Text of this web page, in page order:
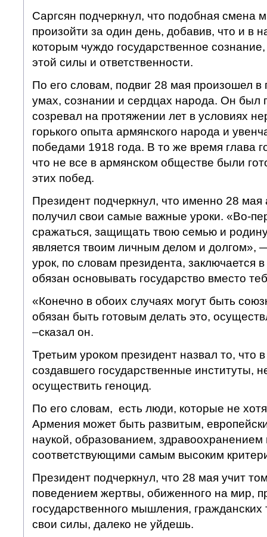
Саргсян подчеркнул, что подобная смена
произойти за один день, добавив, что и в
которым чуждо государственное
этой силы и ответственности.
По его словам, подвиг 28 мая произошел в
умах, сознании и сердцах народа. Он был
созревал на протяжении лет в условиях
горького опыта армянского народа и
победами 1918 года. В то же время глава
что не все в армянском обществе были
этих побед.
Президент подчеркнул, что именно 28 мая
получил свои самые важные уроки. «Во-
сражаться, защищать твою семью и
является твоим личным делом и долгом»,
урок, по словам президента, заключается
обязан основывать государство вместо
«Конечно в обоих случаях могут быть
обязан быть готовым делать это,
–сказал он.
Третьим уроком президент назвал то, что
создавшего государственные институты,
осуществить геноцид.
По его словам, есть люди, которые не
Армения может быть развитым,
наукой, образованием, здравоохранением
соответствующими самым высоким
Президент подчеркнул, что 28 мая учит
поведением жертвы, обиженного на мир,
государственного мышления,
свои силы, далеко не уйдешь.